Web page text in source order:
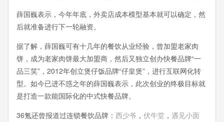
薛国巍表示，今年年底，外卖店成本模型基本就可以确定，然
后就准备进行下一轮融资。
据了解，薛国巍可有十几年的餐饮从业经验，曾加盟老家肉
饼，成为老家肉饼最大加盟商，然后又独立创办快餐品牌“一
品三笑”，2012年创立煲仔饭品牌“仔皇煲”，进行互联网化转
型。如今已进不惑之年的薛国巍表示，此次创业的终极目标就
是打造一款能国际化的中式快餐品牌。
36氪还曾报道过连锁餐饮品牌： 西少爷 ， 伏牛堂 ， 遇见小面